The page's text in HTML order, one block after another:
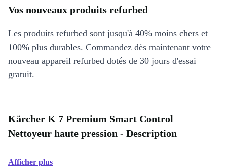
Vos nouveaux produits refurbed
Les produits refurbed sont jusqu'à 40% moins chers et
100% plus durables. Commandez dès maintenant votre
nouveau appareil refurbed dotés de 30 jours d'essai
gratuit.
Kärcher K 7 Premium Smart Control
Nettoyeur haute pression - Description
Afficher plus